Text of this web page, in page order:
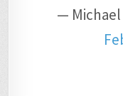
— Michael